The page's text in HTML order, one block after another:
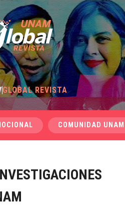
GLOBAL REVISTA
COMUNIDAD UNAM